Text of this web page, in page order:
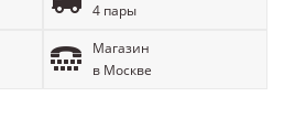
4 пары
Магазин
в Москве